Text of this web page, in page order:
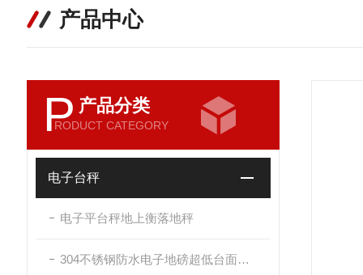
产品中心
P 产品分类
RODUCT CATEGORY
电子台秤
电子平台秤地上衡落地秤
304不锈钢防水电子地磅超低台面带斜坡